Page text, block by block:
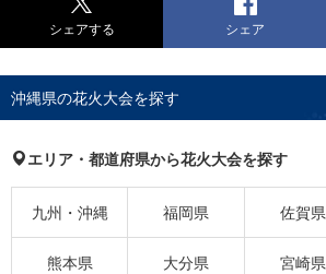
シェアする シェア
沖縄県の花火大会を探す
エリア・都道府県から花火大会を探す
九州・沖縄 福岡県 佐賀県
熊本県 大分県 宮崎県